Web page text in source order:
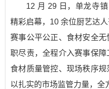
12 月 29 日，单龙寺
精彩启幕，10 余位厨艺达
赛事公平公正、食材安全
职尽责，全程介入赛事保障
食材质量管控、现场秩序规
以扎实的市场监管力量，全